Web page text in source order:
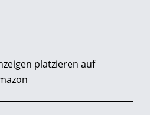
platzieren auf